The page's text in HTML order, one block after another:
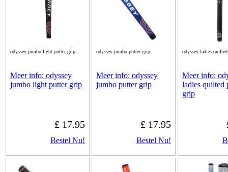
odyssey jumbo light putter grip
Meer info: odyssey
jumbo light putter grip
£ 17.95
Bestel Nu!
odyssey jumbo putter grip
Meer info: odyssey
jumbo putter grip
£ 17.95
Bestel Nu!
odyssey ladies
Meer info:
ladies quilted
grip